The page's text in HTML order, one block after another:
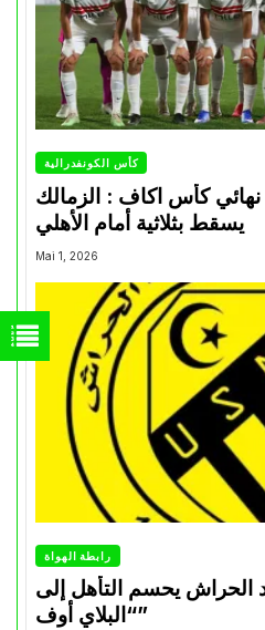
كأس الكونفدرالية
نهائي كأس اكاف : الزمالك
Mai 1, 2026
رابطة الهواة
الحراش يحسم التأهل إلى
“البلاي أوف”